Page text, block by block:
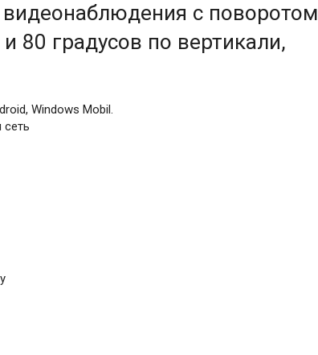
с поворотом
80 градусов по вертикали,
Windows Mobil.